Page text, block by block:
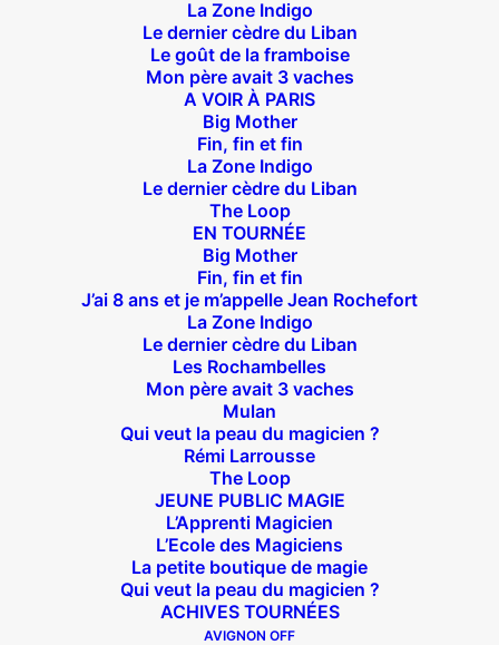
La Zone Indigo
Le dernier cèdre du Liban
Le goût de la framboise
Mon père avait 3 vaches
A VOIR À PARIS
Big Mother
Fin, fin et fin
La Zone Indigo
Le dernier cèdre du Liban
The Loop
EN TOURNÉE
Big Mother
Fin, fin et fin
J’ai 8 ans et je m’appelle Jean Rochefort
La Zone Indigo
Le dernier cèdre du Liban
Les Rochambelles
Mon père avait 3 vaches
Mulan
Qui veut la peau du magicien ?
Rémi Larrousse
The Loop
JEUNE PUBLIC MAGIE
L’Apprenti Magicien
L’Ecole des Magiciens
La petite boutique de magie
Qui veut la peau du magicien ?
ACHIVES TOURNÉES
AVIGNON OFF
Suivez nous !
Théâtre des Béliers Parisiens
14 bis rue Sainte Isaure 75018 Paris
Joffrin / Simplon – Loc : 01 42 62 35 00
À l’affiche
Big Mother
La Zone Indigo
Le goût de la framboise